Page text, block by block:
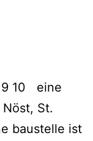
9 10 eine
St.
baustelle ist